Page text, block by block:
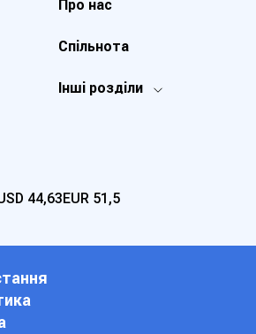
Інші розділи
Про нас
Спільнота
44,63EUR 51,5